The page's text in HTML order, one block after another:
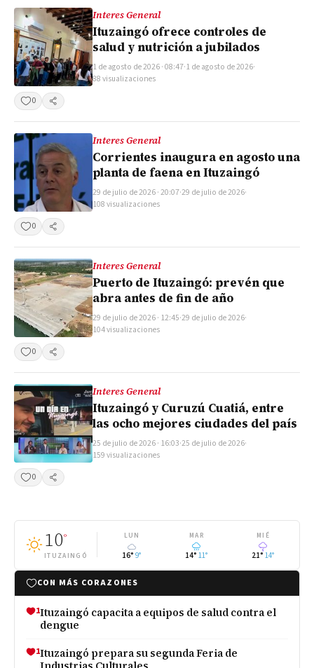
Interes General
Ituzaingó ofrece controles de
salud y nutrición a jubilados
1 de agosto de 2026 · 08:47·1 de agosto de 2026·
88 visualizaciones
0
Compartir
Interes General
Corrientes inaugura en agosto una
planta de faena en Ituzaingó
29 de julio de 2026 · 20:07·29 de julio de 2026·
108 visualizaciones
0
Compartir
Interes General
Puerto de Ituzaingó: prevén que
abra antes de fin de año
29 de julio de 2026 · 12:45·29 de julio de 2026·
104 visualizaciones
0
Compartir
Interes General
Ituzaingó y Curuzú Cuatiá, entre
las ocho mejores ciudades del país
25 de julio de 2026 · 16:03·25 de julio de 2026·
159 visualizaciones
0
Compartir
10°
ITUZAINGÓ
LUN
16° 9°
MAR
14° 11°
MIÉ
21° 14°
CON MÁS CORAZONES
1Ituzaingó capacita a equipos de salud contra el
dengue
1Ituzaingó prepara su segunda Feria de